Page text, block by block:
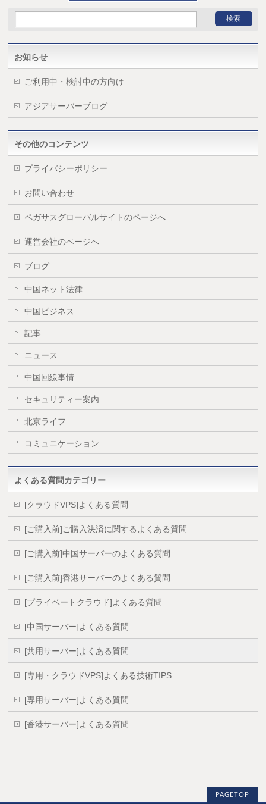
お知らせ
ご利用中・検討中の方向け
アジアサーバーブログ
その他のコンテンツ
プライバシーポリシー
お問い合わせ
ペガサスグローバルサイトのページへ
運営会社のページへ
ブログ
中国ネット法律
中国ビジネス
記事
ニュース
中国回線事情
セキュリティー案内
北京ライフ
コミュニケーション
よくある質問カテゴリー
[クラウドVPS]よくある質問
[ご購入前]ご購入決済に関するよくある質問
[ご購入前]中国サーバーのよくある質問
[ご購入前]香港サーバーのよくある質問
[プライベートクラウド]よくある質問
[中国サーバー]よくある質問
[共用サーバー]よくある質問
[専用・クラウドVPS]よくある技術TIPS
[専用サーバー]よくある質問
[香港サーバー]よくある質問
PAGETOP